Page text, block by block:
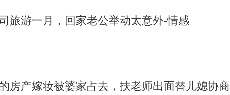
旅游一月，回家老公举动太意外-情感
房产嫁妆被婆家占去，扶老师出面替儿媳协商